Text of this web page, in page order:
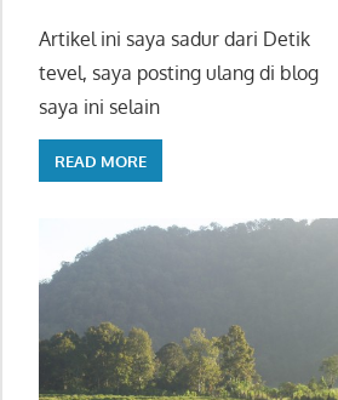
Artikel ini saya sadur dari Detik
tevel, saya posting ulang di blog
saya ini selain
READ MORE